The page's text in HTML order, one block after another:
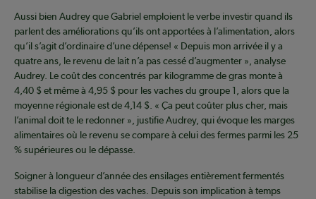
Aussi bien Audrey que Gabriel emploient le verbe investir quand ils
parlent des améliorations qu’ils ont apportées à l’alimentation, alors
qu’il s’agit d’ordinaire d’une dépense! « Depuis mon arrivée il y a
quatre ans, le revenu de lait n’a pas cessé d’augmenter », analyse
Audrey. Le coût des concentrés par kilogramme de gras monte à
4,40 $ et même à 4,95 $ pour les vaches du groupe 1, alors que la
moyenne régionale est de 4,14 $. « Ça peut coûter plus cher, mais
l’animal doit te le redonner », justifie Audrey, qui évoque les marges
alimentaires où le revenu se compare à celui des fermes parmi les 25
% supérieures ou le dépasse.
Soigner à longueur d’année des ensilages entièrement fermentés
stabilise la digestion des vaches. Depuis son implication à temps